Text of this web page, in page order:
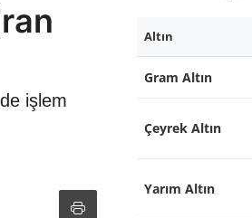
işlem
Altın
Gram Altın
Çeyrek Altın
Yarım Altın